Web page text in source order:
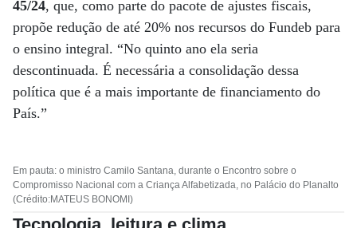
45/24, que, como parte do pacote de ajustes fiscais,
propõe redução de até 20% nos recursos do Fundeb para
o ensino integral. “No quinto ano ela seria
descontinuada. É necessária a consolidação dessa
política que é a mais importante de financiamento do
País.”
Em pauta: o ministro Camilo Santana, durante o Encontro sobre o
Compromisso Nacional com a Criança Alfabetizada, no Palácio do Planalto
(Crédito:MATEUS BONOMI)